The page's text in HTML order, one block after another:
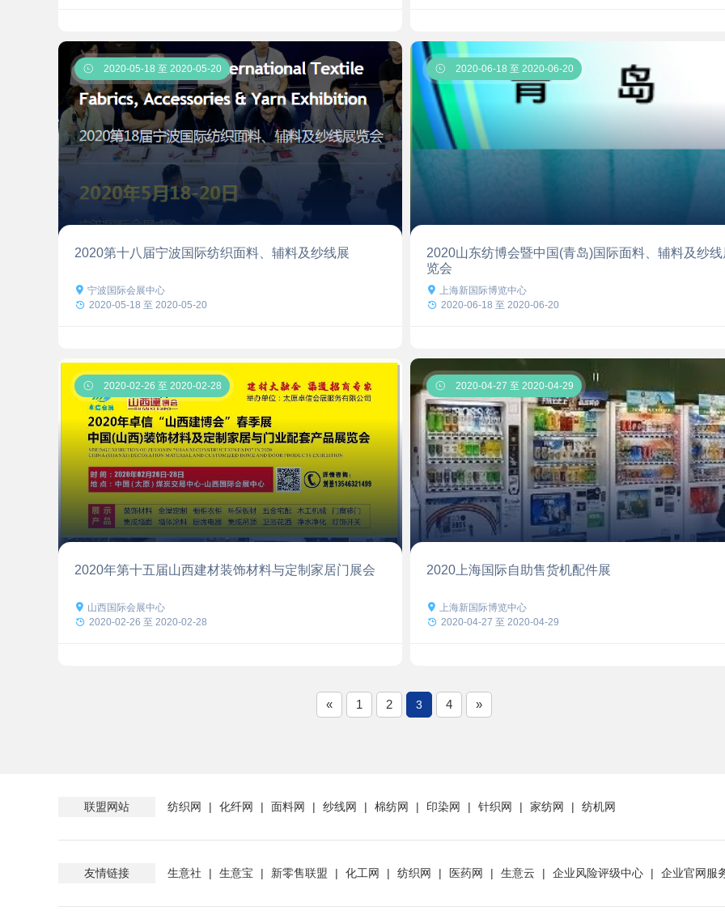
 2020-05-18 至 2020-05-20
2020第十八届宁波国际纺织面料、辅料及纱线展
 宁波国际会展中心
 2020-05-18 至 2020-05-20
 2020-06-18 至 2020-06-20
2020山东纺博会暨中国(青岛)国际面料、辅料及纱线
览会
 上海新国际博览中心
 2020-06-18 至 2020-06-20
 2020-02-26 至 2020-02-28
2020年第十五届山西建材装饰材料与定制家居门展会
 山西国际会展中心
 2020-02-26 至 2020-02-28
 2020-04-27 至 2020-04-29
2020上海国际自助售货机配件展
 上海新国际博览中心
 2020-04-27 至 2020-04-29
« 1 2 3 4 »
联盟网站 纺织网 | 化纤网 | 面料网 | 纱线网 | 棉纺网 | 印染网 | 针织网 | 家纺网 | 纺机网
友情链接 生意社 | 生意宝 | 新零售联盟 | 化工网 | 纺织网 | 医药网 | 生意云 | 企业风险评级中心 | 企业官网服